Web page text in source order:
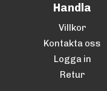
Handla
Villkor
Kontakta oss
Logga in
Retur